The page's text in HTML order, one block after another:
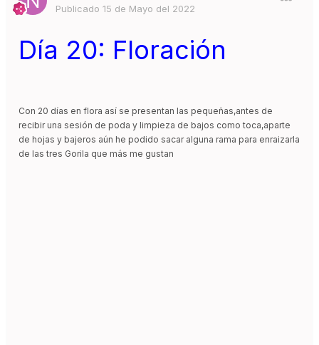
Publicado 15 de Mayo del 2022
Día 20: Floración
Con 20 días en flora así se presentan las pequeñas,antes de
recibir una sesión de poda y limpieza de bajos como toca,aparte
de hojas y bajeros aún he podido sacar alguna rama para enraizarla
de las tres Gorila que más me gustan